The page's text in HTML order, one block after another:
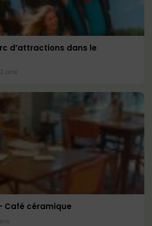
d’attractions dans le
ans
Café céramique